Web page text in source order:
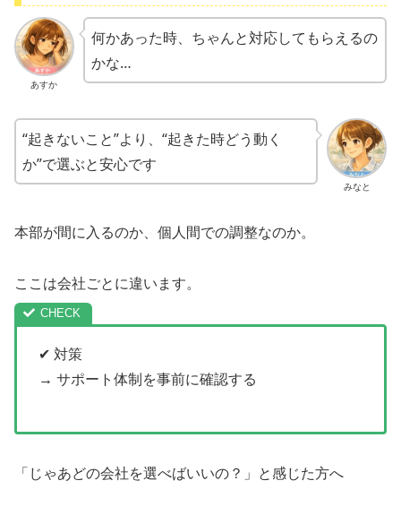
あすか
何かあった時、ちゃんと対応してもらえるの
かな…
みなと
“起きないこと”より、“起きた時どう動く
か”で選ぶと安心です
本部が間に入るのか、個人間での調整なのか。
ここは会社ごとに違います。
✔ 対策
→ サポート体制を事前に確認する
「じゃあどの会社を選べばいいの？」と感じた方へ